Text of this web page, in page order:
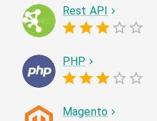
Rest API
PHP
Magento